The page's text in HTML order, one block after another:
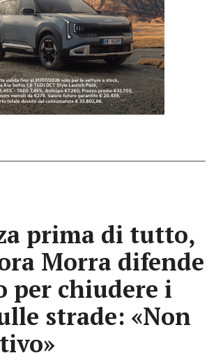
prima di tutto,
Morra difende
per chiudere i
strade: «Non